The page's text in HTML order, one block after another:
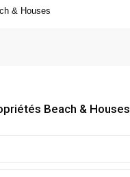
& Houses
Beach & Houses